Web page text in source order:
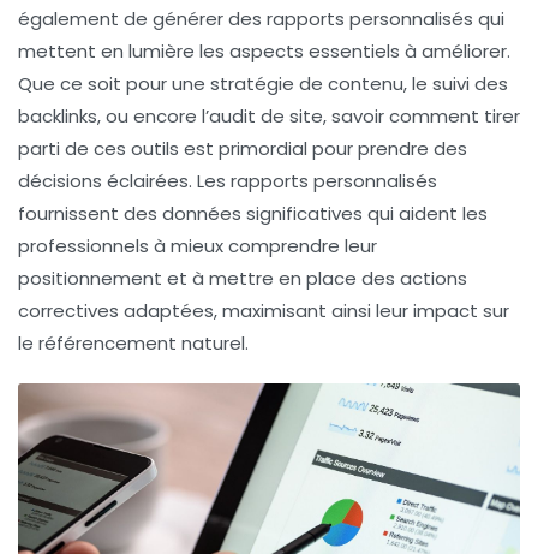
également de générer des rapports personnalisés qui
mettent en lumière les aspects essentiels à améliorer.
Que ce soit pour une stratégie de contenu, le suivi des
backlinks, ou encore l’audit de site, savoir comment tirer
parti de ces outils est primordial pour prendre des
décisions éclairées. Les rapports personnalisés
fournissent des données significatives qui aident les
professionnels à mieux comprendre leur
positionnement et à mettre en place des actions
correctives adaptées, maximisant ainsi leur impact sur
le référencement naturel.